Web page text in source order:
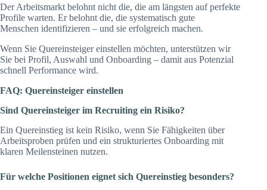
Der Arbeitsmarkt belohnt nicht die, die am längsten auf perfekte
Profile warten. Er belohnt die, die systematisch gute
Menschen identifizieren – und sie erfolgreich machen.
Wenn Sie Quereinsteiger einstellen möchten, unterstützen wir
Sie bei Profil, Auswahl und Onboarding – damit aus Potenzial
schnell Performance wird.
FAQ: Quereinsteiger einstellen
Sind Quereinsteiger im Recruiting ein Risiko?
Ein Quereinstieg ist kein Risiko, wenn Sie Fähigkeiten über
Arbeitsproben prüfen und ein strukturiertes Onboarding mit
klaren Meilensteinen nutzen.
Für welche Positionen eignet sich Quereinstieg besonders?